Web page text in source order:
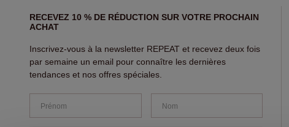
RECEVEZ 10 % DE RÉDUCTION SUR VOTRE PROCHAIN
ACHAT
Inscrivez-vous à la newsletter REPEAT et recevez deux fois
par semaine un email pour connaître les dernières
tendances et nos offres spéciales.